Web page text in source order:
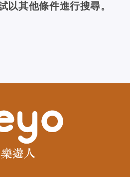
以其他條件進行搜尋。